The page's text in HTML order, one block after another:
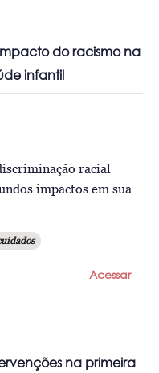
do racismo na
infantil
racial
impactos em sua
Acessar
na primeira